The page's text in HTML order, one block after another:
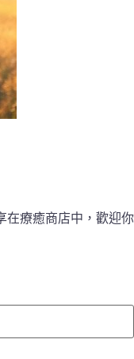
在療癒商店中，歡迎你